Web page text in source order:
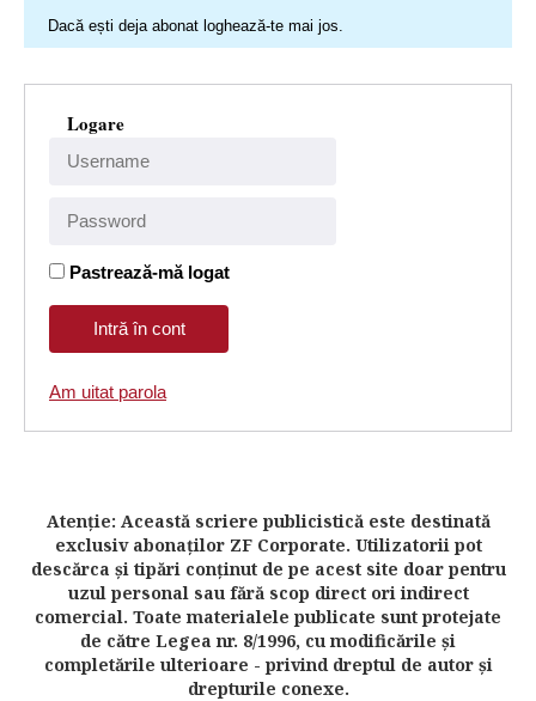
Dacă ești deja abonat loghează-te mai jos.
Logare
Pastrează-mă logat
Am uitat parola
Atenţie: Această scriere publicistică este destinată
exclusiv abonaţilor ZF Corporate. Utilizatorii pot
descărca şi tipări conţinut de pe acest site doar pentru
uzul personal sau fără scop direct ori indirect
comercial. Toate materialele publicate sunt protejate
de către Legea nr. 8/1996, cu modificările şi
completările ulterioare - privind dreptul de autor şi
drepturile conexe.